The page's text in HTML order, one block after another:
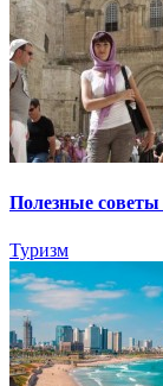
Полезные советы
Туризм